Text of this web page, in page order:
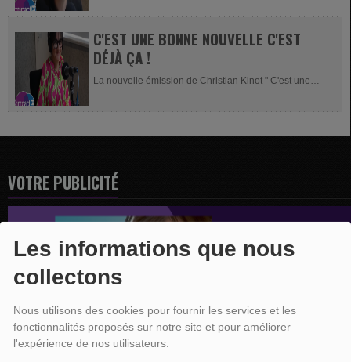
Les informations que nous
collectons
Nous utilisons des cookies pour fournir les services et les
fonctionnalités proposés sur notre site et pour améliorer
l'expérience de nos utilisateurs.
C'EST UNE BONNE NOUVELLE C'EST
DÉJÀ ÇA !
La nouvelle émission de Christian Kinot " C'est une
VOTRE PUBLICITÉ